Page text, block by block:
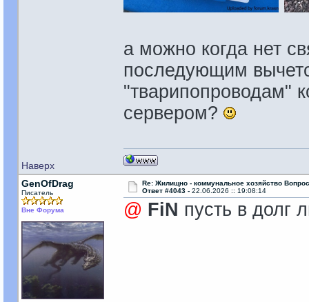
а можно когда нет
последующим
"тварипопроводам"
сервером?
Наверх
GenOfDrag
Писатель
Вне Форума
Re: Жилищно - коммунальное хозяйство
Ответ #4043 - 22.06.2026 :: 19:08:14
@ FiN пусть в долг